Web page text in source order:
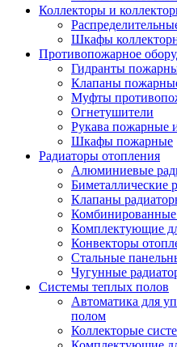
Коллекторы и
Шкафы
Противопожарное
Гидранты
Клапаны
Муфты
Огнетушители
Рукава пожарные
Шкафы пожарные
Радиаторы отопления
Алюминиевые
Биметаллические
Клапаны
Комбинированные
Комплектующие
Конвекторы
Стальные
Чугунные
Системы теплых полов
Автоматика для
полом
Коллекторые